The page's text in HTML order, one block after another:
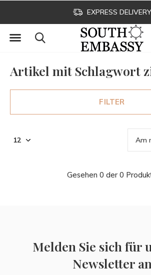
EXPRESS DELIVERY
Artikel mit Schlagwort
FILTER
Gesehen 0 der 0
Melden Sie sich für
Newsletter an